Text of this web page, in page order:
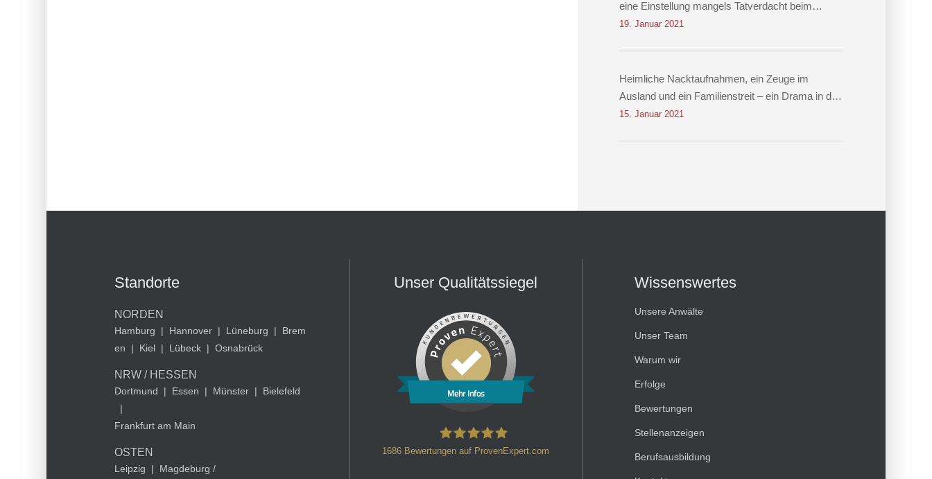
eine Einstellung mangels Tatverdacht beim
Vorwurf der Nachstellung
19. Januar 2021
Heimliche Nacktaufnahmen, ein Zeuge im
Ausland und ein Familienstreit – ein Drama in drei
Akten Einstellung des Verfahrens dank
15. Januar 2021
Standorte
NORDEN
Hamburg | Hannover | Lüneburg |
Brem
en
| Kiel | Lübeck | Osnabrück
NRW / HESSEN
Dortmund | Essen | Münster |
Bielefeld
|
Frankfurt am Main
OSTEN
Leipzig | Magdeburg /
Unser Qualitätssiegel
Mehr Infos
1686 Bewertungen auf ProvenExpert.com
Wissenswertes
Unsere Anwälte
Unser Team
Warum wir
Erfolge
Bewertungen
Stellenanzeigen
Berufsausbildung